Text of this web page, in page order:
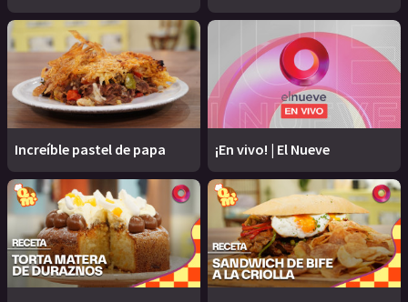
Increíble pastel de papa ¡En vivo! | El Nueve